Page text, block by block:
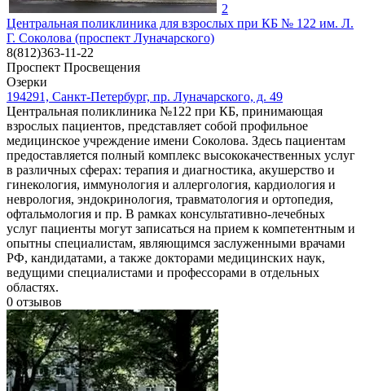
2
Центральная поликлиника для взрослых при КБ № 122 им. Л.
Г. Соколова (проспект Луначарского)
8(812)363-11-22
Проспект Просвещения
Озерки
194291, Санкт-Петербург, пр. Луначарского, д. 49
Центральная поликлиника №122 при КБ, принимающая
взрослых пациентов, представляет собой профильное
медицинское учреждение имени Соколова. Здесь пациентам
предоставляется полный комплекс высококачественных услуг
в различных сферах: терапия и диагностика, акушерство и
гинекология, иммунология и аллергология, кардиология и
неврология, эндокринология, травматология и ортопедия,
офтальмология и пр. В рамках консультативно-лечебных
услуг пациенты могут записаться на прием к компетентным и
опытны специалистам, являющимся заслуженными врачами
РФ, кандидатами, а также докторами медицинских наук,
ведущими специалистами и профессорами в отдельных
областях.
0 отзывов